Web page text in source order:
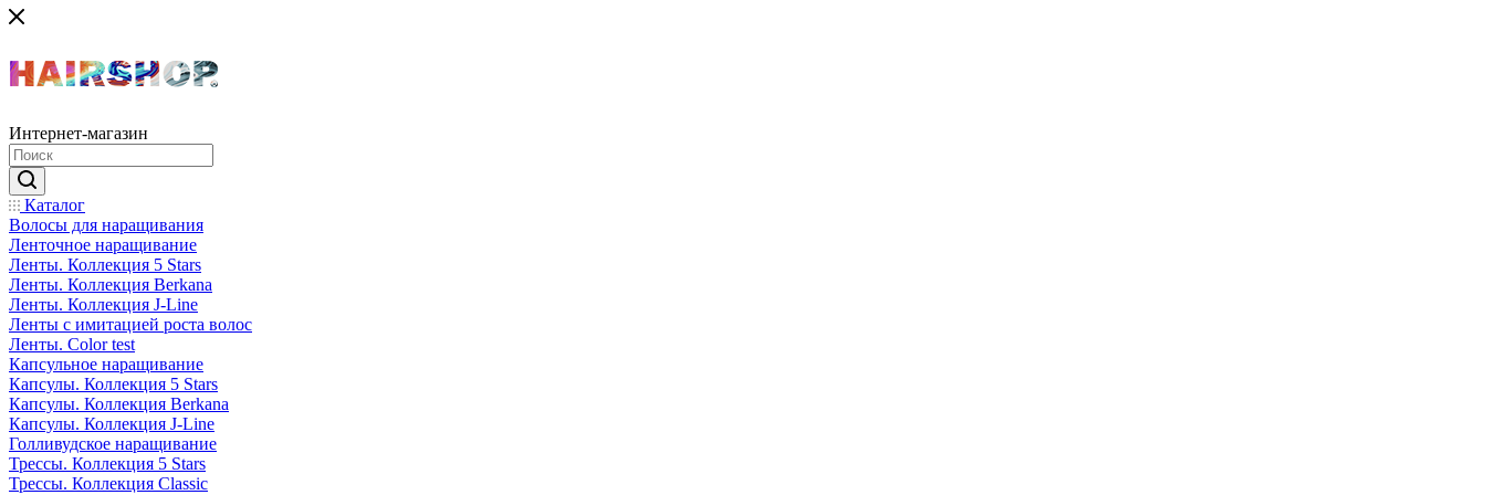
Интернет-магазин
Каталог
Волосы для наращивания
Ленточное наращивание
Ленты. Коллекция 5 Stars
Ленты. Коллекция Berkana
Ленты. Коллекция J-Line
Ленты с имитацией роста волос
Ленты. Color test
Капсульное наращивание
Капсулы. Коллекция 5 Stars
Капсулы. Коллекция Berkana
Капсулы. Коллекция J-Line
Голливудское наращивание
Трессы. Коллекция 5 Stars
Трессы. Коллекция Classic